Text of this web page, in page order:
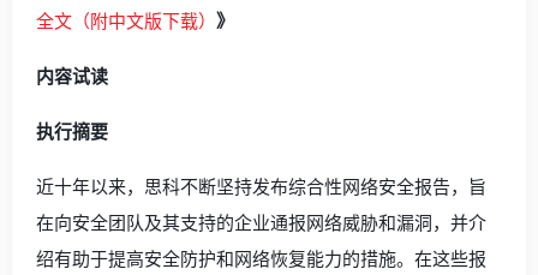
全文（附中文版下载） 》
内容试读
执行摘要
近十年以来，思科不断坚持发布综合性网络安全报告，旨
在向安全团队及其支持的企业通报网络威胁和漏洞，并介
绍有助于提高安全防护和网络恢复能力的措施。在这些报